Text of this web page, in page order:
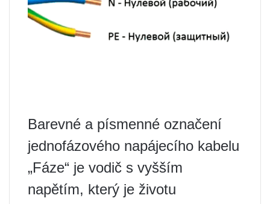
Barevné a písmenné označení
jednofázového napájecího kabelu
„Fáze“ je vodič s vyšším
napětím, který je životu